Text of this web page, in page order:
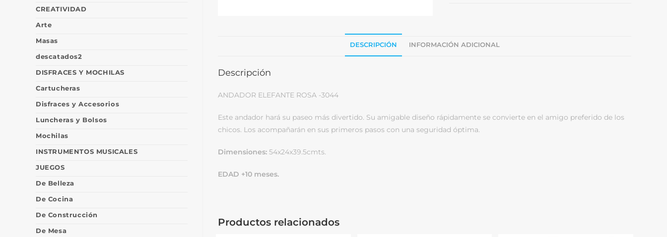
DESCRIPCIÓN INFORMACIÓN ADICIONAL
Descripción
ANDADOR ELEFANTE ROSA -3044
Este andador hará su paseo más divertido. Su amigable diseño rápidamente se convierte en el amigo preferido de los
chicos. Los acompañarán en sus primeros pasos con una seguridad óptima.
Dimensiones: 54x24x39.5cmts.
EDAD +10 meses.
Productos relacionados
CREATIVIDAD
Arte
Masas
descatados2
DISFRACES Y MOCHILAS
Cartucheras
Disfraces y Accesorios
Luncheras y Bolsos
Mochilas
INSTRUMENTOS MUSICALES
JUEGOS
De Belleza
De Cocina
De Construcción
De Mesa